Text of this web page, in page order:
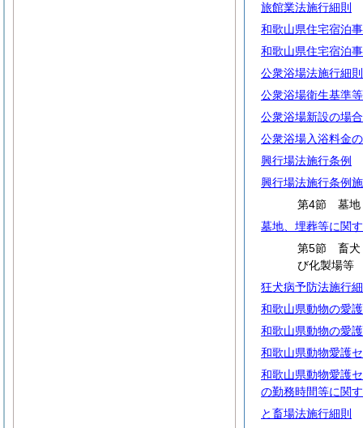
旅館業法施行細則
和歌山県住宅宿泊
和歌山県住宅宿泊
公衆浴場法施行細則
公衆浴場衛生基準
公衆浴場新設の場
公衆浴場入浴料金
興行場法施行条例
興行場法施行条例
第4節 墓地
墓地、埋葬等に関
第5節 畜犬
び化製場等
狂犬病予防法施行
和歌山県動物の愛
和歌山県動物の愛
和歌山県動物愛護
和歌山県動物愛護
の勤務時間等に関
と畜場法施行細則